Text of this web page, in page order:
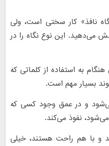
نافذ» کار سختی است، ولی
می‌دهید. این نوع نگاه را در
به استفاده از کلماتی که
بسیار مهم است.
و در عمق وجود کسی که
نفوذ می‌کند.
و با هم راحت هستند، خیلی